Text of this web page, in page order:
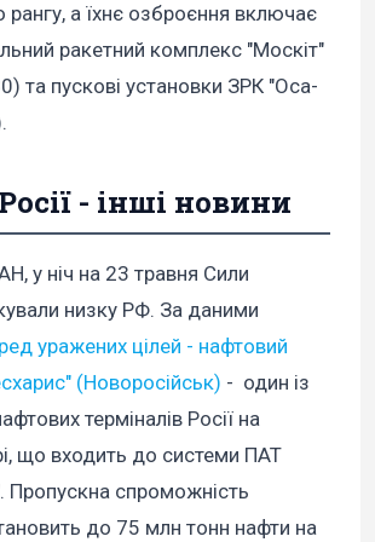
рангу, а їхнє озброєння включає
ракетний комплекс "Москіт"
та пускові установки ЗРК "Оса-
- інші новини
у ніч на 23 травня Сили
низку РФ. За даними
уражених цілей - нафтовий
(Новоросійськ) - один із
терміналів Росії на
що входить до системи ПАТ
Пропускна спроможність
до 75 млн тонн нафти на